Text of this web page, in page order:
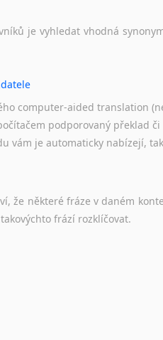
je vyhledat vhodná
computer-aided translation
podporovaný překlad
vám je automaticky nabízejí,
ví, že některé fráze v daném
takovýchto frází rozklíčovat.